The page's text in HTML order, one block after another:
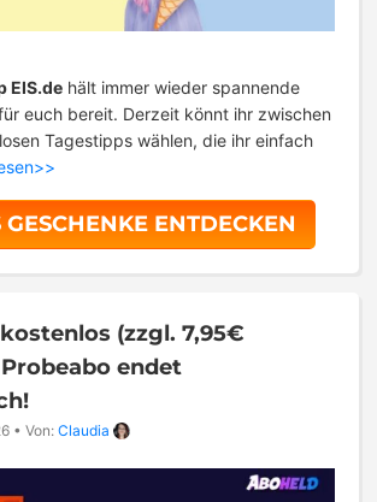
EIS.de hält immer wieder spannende
euch bereit. Derzeit könnt ihr zwischen
Tagestipps wählen, die ihr einfach
GESCHENKE ENTDECKEN
(zzgl. 7,95€
endet
• Von: Claudia